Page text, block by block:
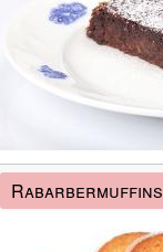
Rabarbermuffins